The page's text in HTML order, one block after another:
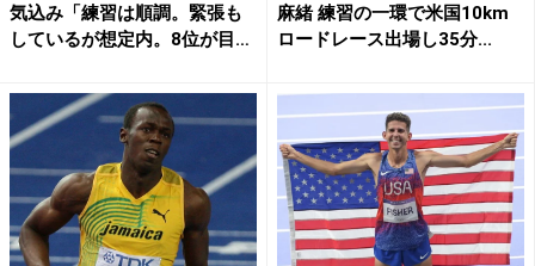
気込み「練習は順調。緊張も
しているが想定内。8位が目
麻緒 練習の一環で米国10km
ロードレース出場し35分...